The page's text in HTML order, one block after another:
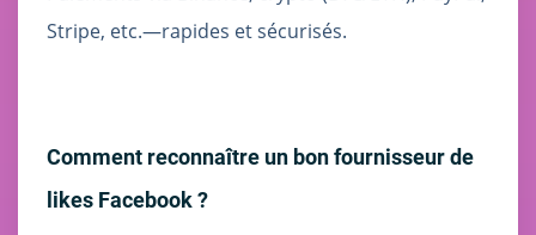
Stripe, etc.—rapides et sécurisés.
Comment reconnaître un bon fournisseur de
likes Facebook ?